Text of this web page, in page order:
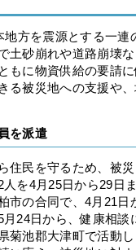
方を震源とする一連
土砂崩れや道路崩壊
もに物資供給の要請
る被災地への支援や
を派遣
住民を守るため、被
を4月25日から29日
の合同で、4月21日
24日から、健康相
菊池郡大津町で活動し